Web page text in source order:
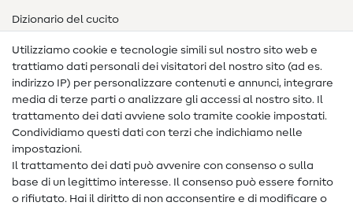
Dizionario del cucito
Nähanleitungen
Assistenza e contatto
Contatto
Informazioni sul nuovo proprietario
FAQ
Diritto di recesso
Utilizziamo cookie e tecnologie simili sul nostro sito web e
trattiamo dati personali dei visitatori del nostro sito (ad es.
indirizzo IP) per personalizzare contenuti e annunci, integrare
media di terze parti o analizzare gli accessi al nostro sito. Il
trattamento dei dati avviene solo tramite cookie impostati.
Condividiamo questi dati con terzi che indichiamo nelle
impostazioni.
Il trattamento dei dati può avvenire con consenso o sulla
base di un legittimo interesse. Il consenso può essere fornito
o rifiutato. Hai il diritto di non acconsentire e di modificare o